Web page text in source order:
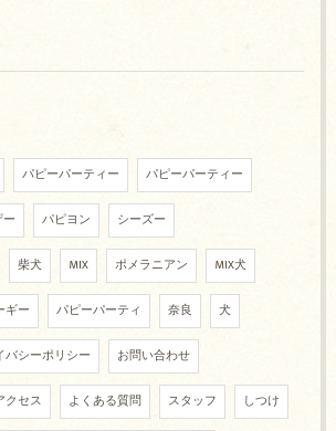
パピーパーティー パピーパーティー
パピヨン シーズー
柴犬 MIX ポメラニアン MIX犬
ギー パピーパーティ 奈良 犬
バシーポリシー お問い合わせ
クセス よくある質問 スタッフ しつけ